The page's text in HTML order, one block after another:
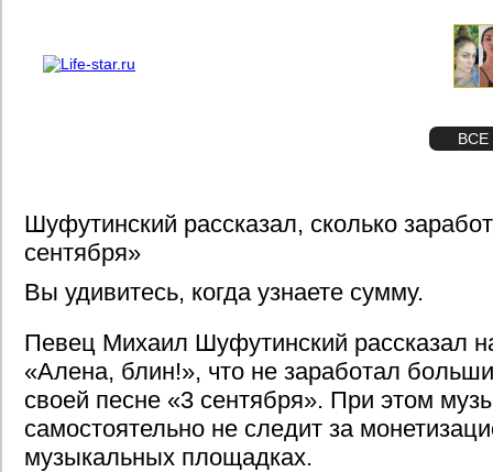
ВСЕ
Шуфутинский рассказал, сколько
сентября»
Вы удивитесь, когда узнаете сумму.
Певец Михаил Шуфутинский рассказал
«Алена, блин!», что не заработал
своей песне «3 сентября». При этом
самостоятельно не следит за
музыкальных площадках.